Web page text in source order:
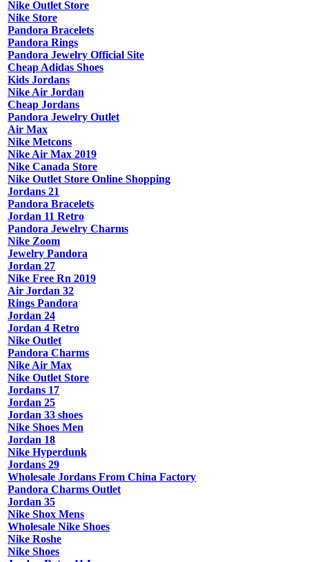
Nike Outlet Store
Nike Store
Pandora Bracelets
Pandora Rings
Pandora Jewelry Official Site
Cheap Adidas Shoes
Kids Jordans
Nike Air Jordan
Cheap Jordans
Pandora Jewelry Outlet
Air Max
Nike Metcons
Nike Air Max 2019
Nike Canada Store
Nike Outlet Store Online Shopping
Jordans 21
Pandora Bracelets
Jordan 11 Retro
Pandora Jewelry Charms
Nike Zoom
Jewelry Pandora
Jordan 27
Nike Free Rn 2019
Air Jordan 32
Rings Pandora
Jordan 24
Jordan 4 Retro
Nike Outlet
Pandora Charms
Nike Air Max
Nike Outlet Store
Jordans 17
Jordan 25
Jordan 33 shoes
Nike Shoes Men
Jordan 18
Nike Hyperdunk
Jordans 29
Wholesale Jordans From China Factory
Pandora Charms Outlet
Jordan 35
Nike Shox Mens
Wholesale Nike Shoes
Nike Roshe
Nike Shoes